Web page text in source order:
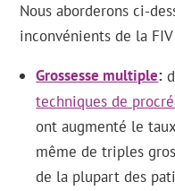
Nous aborderons ci-
inconvénients de la
Grossesse multiple
techniques de
ont augmenté le
même de triples
de la plupart des